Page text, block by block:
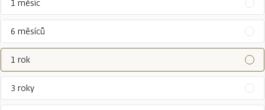
1 měsíc
6 měsíců
1 rok
3 roky